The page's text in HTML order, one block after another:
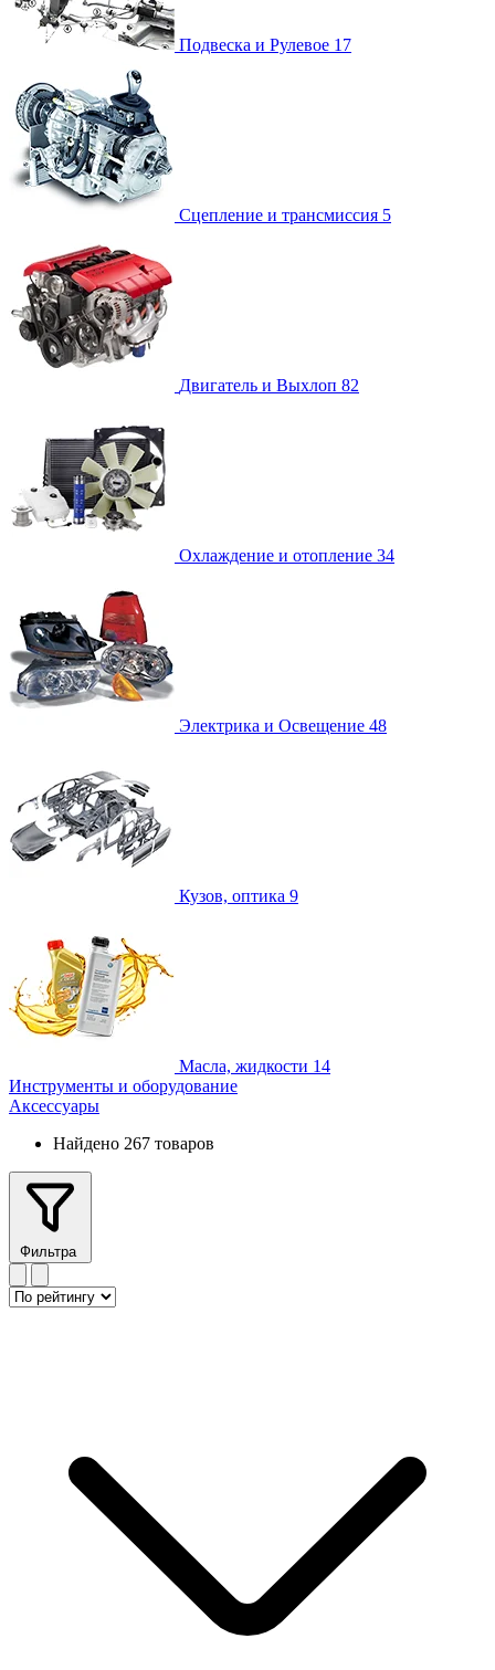
Подвеска и Рулевое 17
Сцепление и трансмиссия 5
Двигатель и Выхлоп 82
Охлаждение и отопление 34
Электрика и Освещение 48
Кузов, оптика 9
Масла, жидкости 14
Инструменты и оборудование
Аксессуары
Найдено 267 товаров
Фильтра